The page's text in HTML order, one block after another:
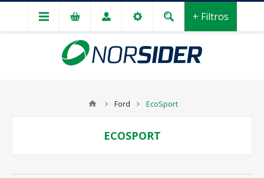
+ Filtros
Ford EcoSport
ECOSPORT